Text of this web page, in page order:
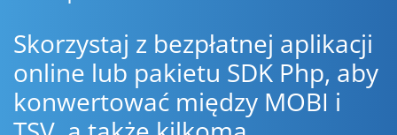
Skorzystaj z bezpłatnej aplikacji
online lub pakietu SDK Php, aby
konwertować między MOBI i